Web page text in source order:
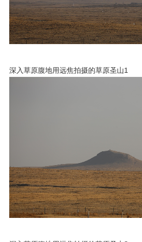
深入草原腹地用远焦拍摄的草原圣山1